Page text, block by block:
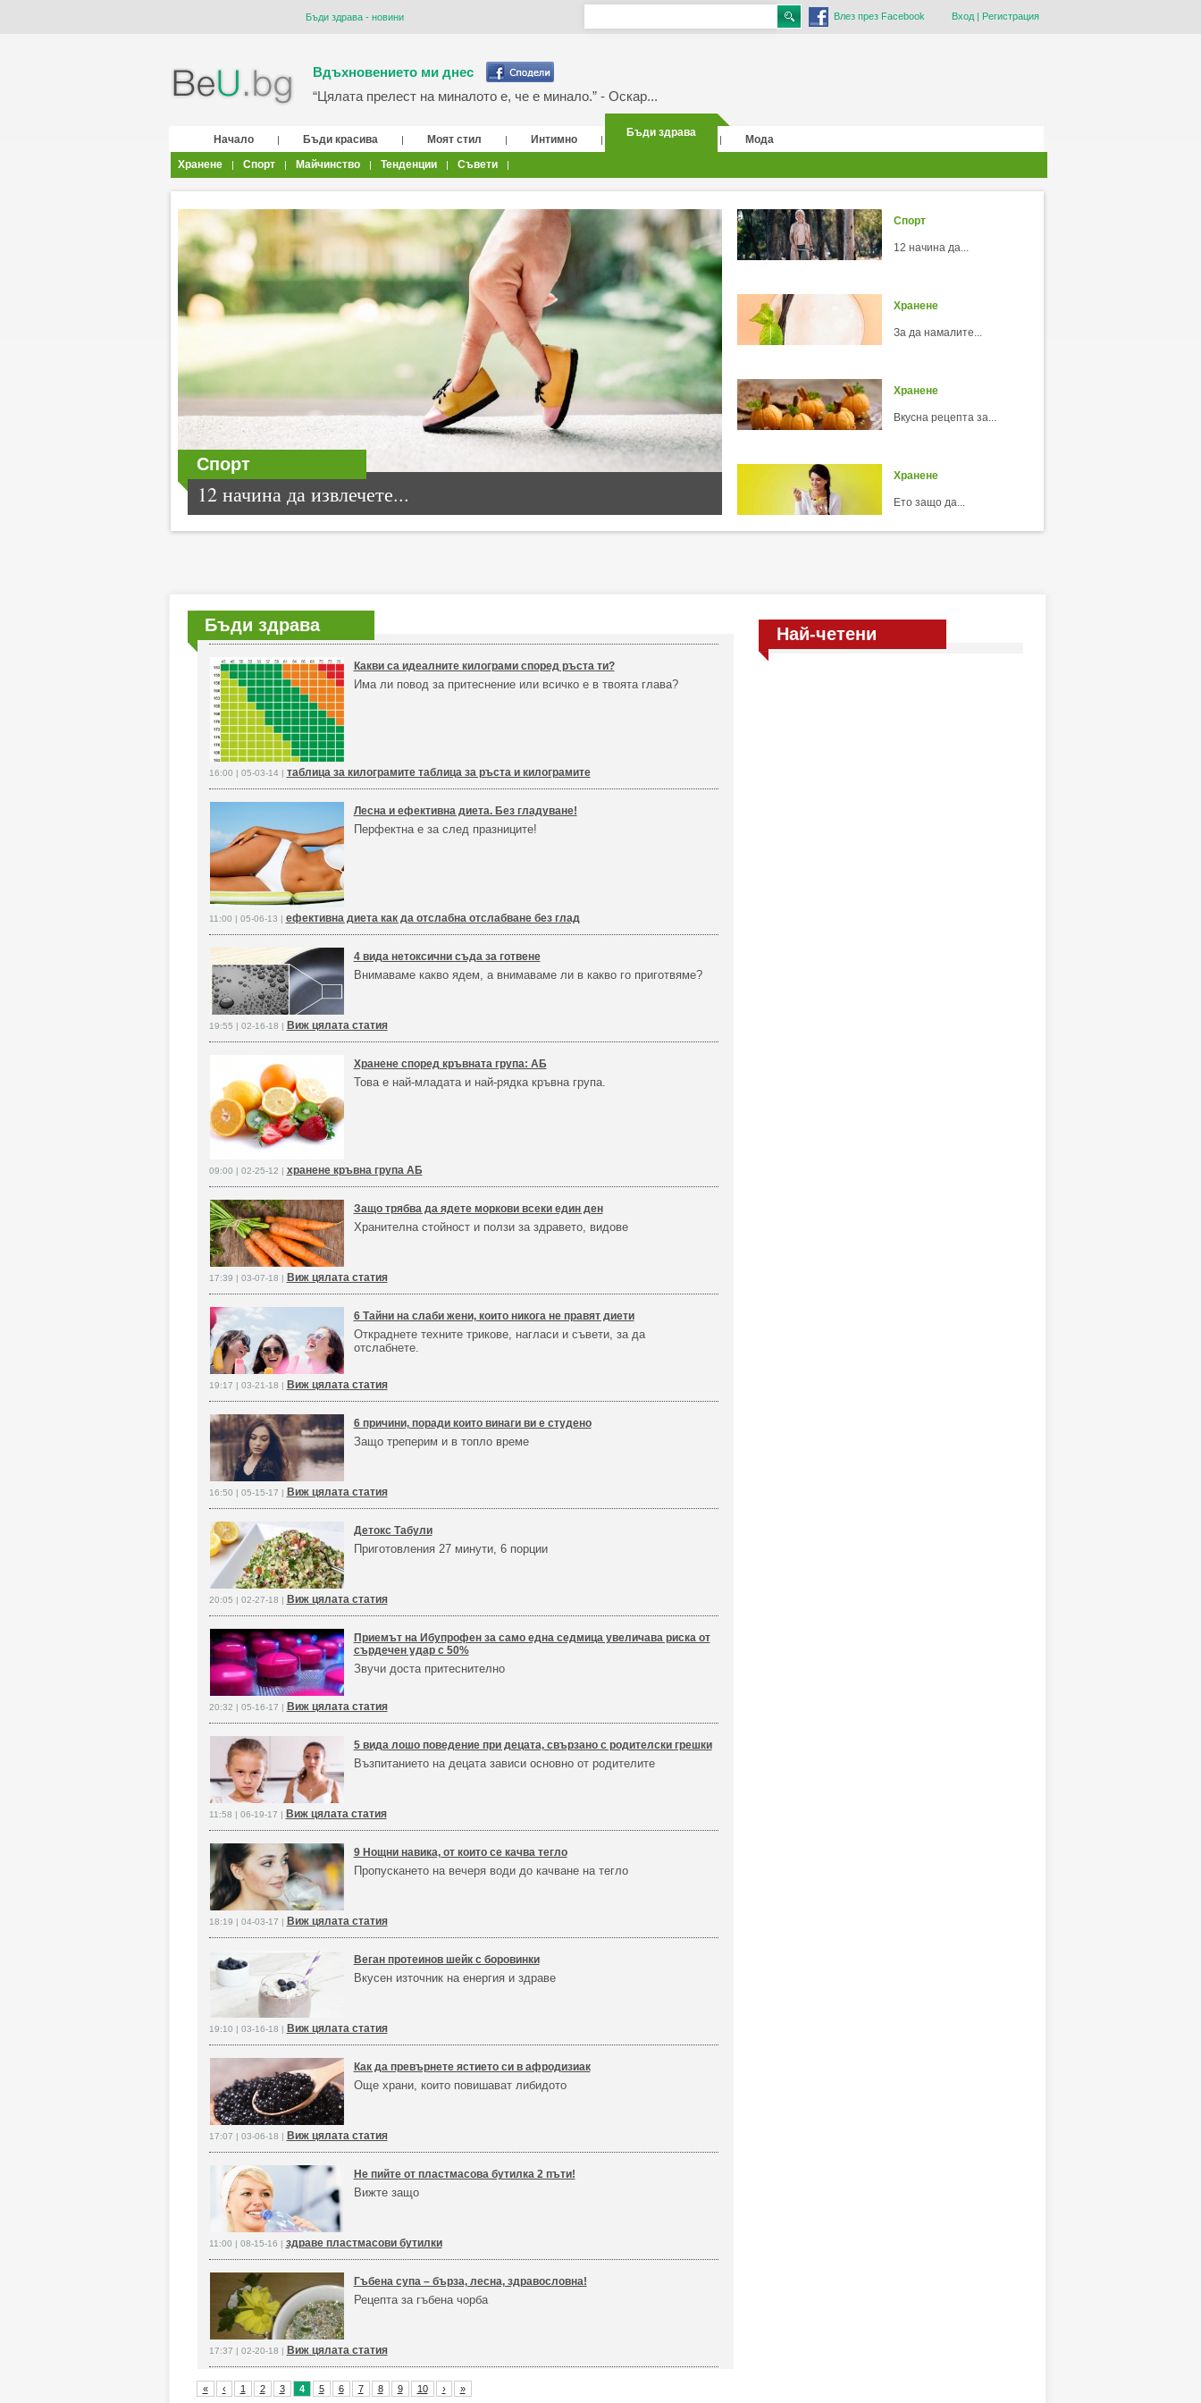
Бъди здрава - новини Влез през Facebook Вход| Регистрация
Вдъхновението ми днес
“Цялата прелест на миналото е, че е минало.” - Оскар...
Начало | Бъди красива | Моят стил | Интимно |
Бъди здрава
|
Мода
Хранене
| Спорт | Майчинство | Тенденции | Съвети |
Спорт
12 начина да извлечете...
Спорт
12 начина да...
Хранене
За да намалите...
Хранене
Вкусна рецепта за...
Хранене
Ето защо да...
Бъди здрава
Какви са идеалните килограми според ръста ти?
Има ли повод за притеснение или всичко е в твоята глава?
16:00 | 05-03-14 | таблица за килограмите таблица за ръста и килограмите
Лесна и ефективна диета. Без гладуване!
Перфектна е за след празниците!
11:00 | 05-06-13 | ефективна диета как да отслабна отслабване без глад
4 вида нетоксични съда за готвене
Внимаваме какво ядем, а внимаваме ли в какво го приготвяме?
19:55 | 02-16-18 | Виж цялата статия
Хранене според кръвната група: АБ
Това е най-младата и най-рядка кръвна група.
09:00 | 02-25-12 | хранене кръвна група АБ
Защо трябва да ядете моркови всеки един ден
Хранителна стойност и ползи за здравето, видове
17:39 | 03-07-18 | Виж цялата статия
6 Тайни на слаби жени, които никога не правят диети
Откраднете техните трикове, нагласи и съвети, за да
отслабнете.
19:17 | 03-21-18 | Виж цялата статия
6 причини, поради които винаги ви е студено
Защо треперим и в топло време
16:50 | 05-15-17 | Виж цялата статия
Детокс Табули
Приготовления 27 минути, 6 порции
20:05 | 02-27-18 | Виж цялата статия
Приемът на Ибупрофен за само една седмица увеличава риска от
сърдечен удар с 50%
Звучи доста притеснително
20:32 | 05-16-17 | Виж цялата статия
5 вида лошо поведение при децата, свързано с родителски грешки
Възпитанието на децата зависи основно от родителите
11:58 | 06-19-17 | Виж цялата статия
9 Нощни навика, от които се качва тегло
Пропускането на вечеря води до качване на тегло
18:19 | 04-03-17 | Виж цялата статия
Веган протеинов шейк с боровинки
Вкусен източник на енергия и здраве
19:10 | 03-16-18 | Виж цялата статия
Как да превърнете ястието си в афродизиак
Още храни, които повишават либидото
17:07 | 03-06-18 | Виж цялата статия
Не пийте от пластмасова бутилка 2 пъти!
Вижте защо
11:00 | 08-15-16 | здраве пластмасови бутилки
Гъбена супа – бърза, лесна, здравословна!
Рецепта за гъбена чорба
17:37 | 02-20-18 | Виж цялата статия
« ‹ 1 2 3 4 5 6 7 8 9 10 › »
Най-четени